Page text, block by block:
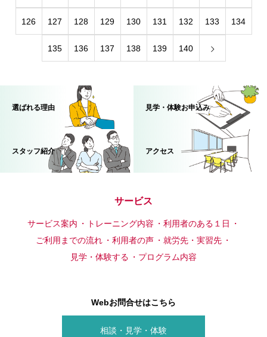
126 127 128 129 130 131 132 133 134
135 136 137 138 139 140
選ばれる理由 見学・体験お申込み
スタッフ紹介 アクセス
サービス
サービス案内 トレーニング内容
利用者のある１日
ご利用までの流れ
利用者の声
就労先・実習先
見学・体験する
プログラム内容
Webお問合せはこちら
相談・見学・体験